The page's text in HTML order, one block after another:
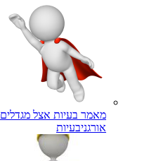
מאמר בעיות אצל מגדלים
אורגניבעיות